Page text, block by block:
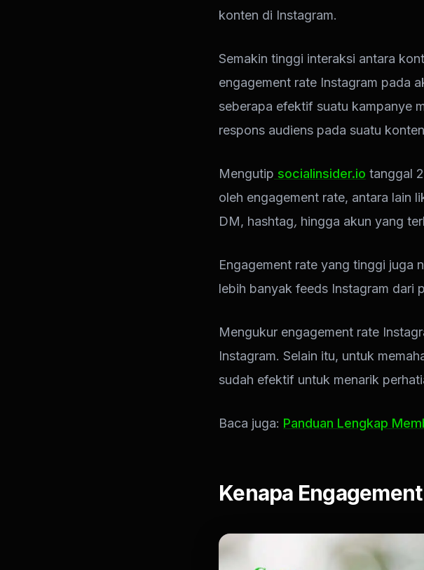
konten di Instagram.
Semakin tinggi interaksi antara
engagement rate Instagram pada
seberapa efektif suatu kampanye
respons audiens pada suatu
Mengutip socialinsider.io tanggal
oleh engagement rate, antara lain
DM, hashtag, hingga akun yang
Engagement rate yang tinggi juga
lebih banyak feeds Instagram dari
Mengukur engagement rate
Instagram. Selain itu, untuk
sudah efektif untuk menarik
Baca juga: Panduan Lengkap
Kenapa